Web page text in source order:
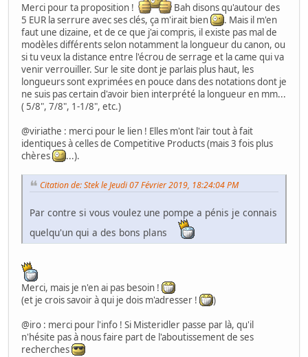
Merci pour ta proposition !
Bah disons qu'autour des
5 EUR la serrure avec ses clés, ça m'irait bien
. Mais il m'en
faut une dizaine, et de ce que j'ai compris, il existe pas mal de
modèles différents selon notamment la longueur du canon, ou
si tu veux la distance entre l'écrou de serrage et la came qui va
venir verrouiller. Sur le site dont je parlais plus haut, les
longueurs sont exprimées en pouce dans des notations dont je
ne suis pas certain d'avoir bien interprété la longueur en mm...
( 5/8", 7/8", 1-1/8", etc.)
@viriathe : merci pour le lien ! Elles m'ont l'air tout à fait
identiques à celles de Competitive Products (mais 3 fois plus
chères
...).
Citation de: Stek le Jeudi 07 Février 2019, 18:24:04 PM
Par contre si vous voulez une pompe a pénis je connais
quelqu'un qui a des bons plans
Merci, mais je n'en ai pas besoin !
(et je crois savoir à qui je dois m'adresser !
)
@iro : merci pour l'info ! Si Misteridler passe par là, qu'il
n'hésite pas à nous faire part de l'aboutissement de ses
recherches